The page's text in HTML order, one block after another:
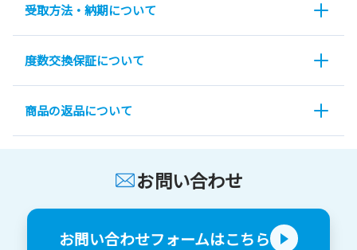
受取方法・納期について
度数交換保証について
商品の返品について
お問い合わせ
お問い合わせフォームはこちら